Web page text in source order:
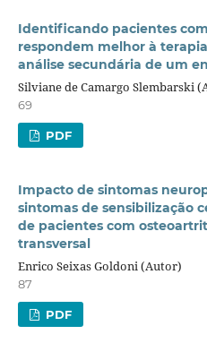
Identificando pacientes
respondem melhor à
análise secundária de um
Silviane de Camargo Slembarski
69
PDF
Impacto de sintomas
sintomas de sensibilização
de pacientes com
transversal
Enrico Seixas Goldoni (Autor)
87
PDF